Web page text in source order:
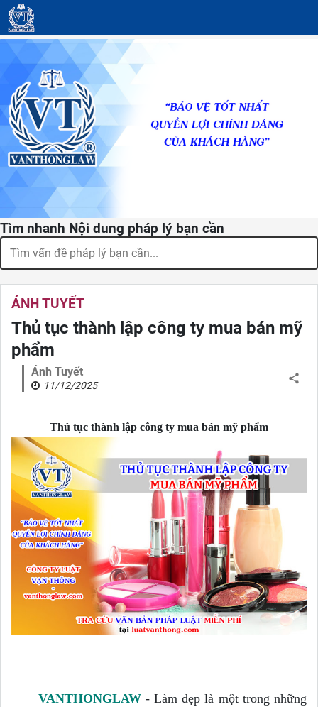
Tìm nhanh Nội dung pháp lý bạn cần
ÁNH TUYẾT
Thủ tục thành lập công ty mua bán mỹ
phẩm
Ánh Tuyết
11/12/2025
Thủ tục thành lập công ty mua bán mỹ phẩm
VANTHONGLAW-Làm đẹp là một trong những